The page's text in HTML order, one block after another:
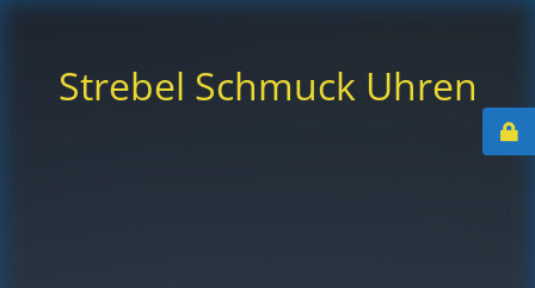
Strebel Schmuck Uhren